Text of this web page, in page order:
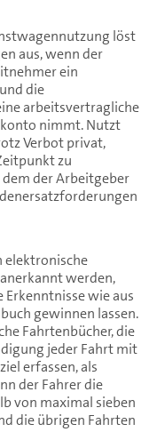
löst
aus, wenn der
ein
die
arbeitsvertragliche
nimmt. Nutzt
Verbot privat,
zu
der Arbeitgeber
elektronische
werden,
wie aus
gewinnen lassen.
Fahrtenbücher, die
jeder Fahrt mit
erfassen, als
der Fahrer die
von maximal sieben
die übrigen Fahrten